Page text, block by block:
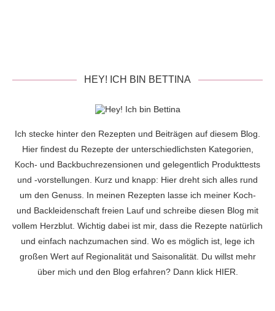
HEY! ICH BIN BETTINA
Ich stecke hinter den Rezepten und Beiträgen auf diesem Blog.
Hier findest du Rezepte der unterschiedlichsten Kategorien,
Koch- und Backbuchrezensionen und gelegentlich Produkttests
und -vorstellungen. Kurz und knapp: Hier dreht sich alles rund
um den Genuss. In meinen Rezepten lasse ich meiner Koch-
und Backleidenschaft freien Lauf und schreibe diesen Blog mit
vollem Herzblut. Wichtig dabei ist mir, dass die Rezepte natürlich
und einfach nachzumachen sind. Wo es möglich ist, lege ich
großen Wert auf Regionalität und Saisonalität. Du willst mehr
über mich und den Blog erfahren? Dann klick HIER